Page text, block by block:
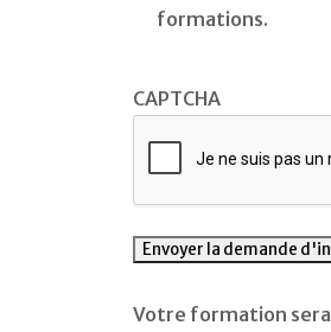
formations.
CAPTCHA
Votre formation sera